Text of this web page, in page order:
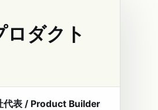
ロダクト
代表 / Product Builder